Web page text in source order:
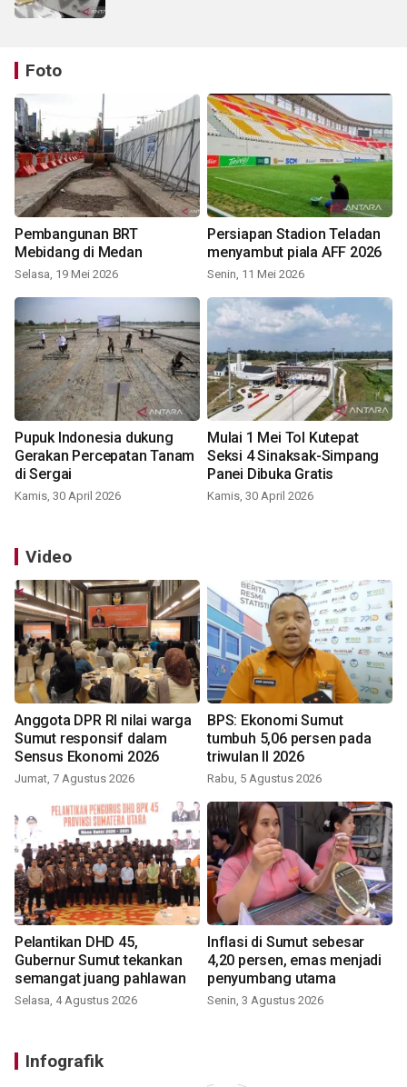
Foto
Pembangunan BRT
Mebidang di Medan
Selasa, 19 Mei 2026
Persiapan Stadion Teladan
menyambut piala AFF 2026
Senin, 11 Mei 2026
Pupuk Indonesia dukung
Gerakan Percepatan Tanam
di Sergai
Kamis, 30 April 2026
Mulai 1 Mei Tol Kutepat
Seksi 4 Sinaksak-Simpang
Panei Dibuka Gratis
Kamis, 30 April 2026
Video
Anggota DPR RI nilai warga
Sumut responsif dalam
Sensus Ekonomi 2026
Jumat, 7 Agustus 2026
BPS: Ekonomi Sumut
tumbuh 5,06 persen pada
triwulan II 2026
Rabu, 5 Agustus 2026
Pelantikan DHD 45,
Gubernur Sumut tekankan
semangat juang pahlawan
Selasa, 4 Agustus 2026
Inflasi di Sumut sebesar
4,20 persen, emas menjadi
penyumbang utama
Senin, 3 Agustus 2026
Infografik